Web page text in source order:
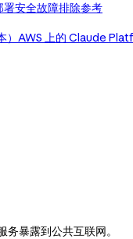
署安全故障排除参考
AWS 上的 Claude
暴露到公共互联网。